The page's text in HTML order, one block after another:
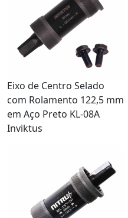
Eixo de Centro Selado
com Rolamento 122,5 mm
em Aço Preto KL-08A
Inviktus